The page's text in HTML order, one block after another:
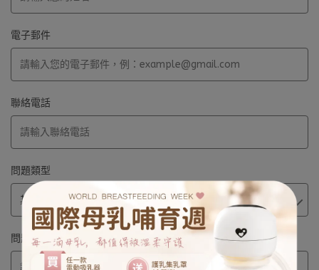
電子郵件
聯絡電話
問題類型
問題內容